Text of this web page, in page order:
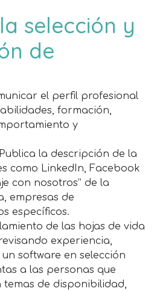
selección y
de
el perfil profesional
formación,
y
la descripción de la
como LinkedIn, Facebook
con nosotros” de la
empresas de
específicos.
de las hojas de vida
experiencia,
software en selección
a las personas que
de disponibilidad,